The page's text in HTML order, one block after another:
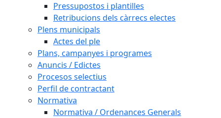
Pressupostos i plantilles
Retribucions dels càrrecs electes
Plens municipals
Actes del ple
Plans, campanyes i programes
Anuncis / Edictes
Procesos selectius
Perfil de contractant
Normativa
Normativa / Ordenances Generals